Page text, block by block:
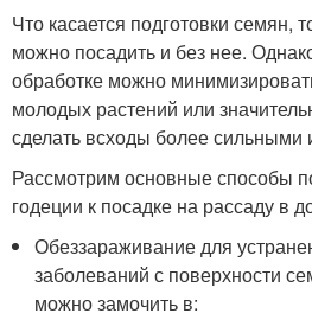
Что касается подготовки семян,
можно посадить и без нее.
обработке можно
молодых растений или
сделать всходы более сильными
Рассмотрим основные способы
годеции к посадке на рассаду в
Обеззараживание для
заболеваний с поверхности
можно замочить в: